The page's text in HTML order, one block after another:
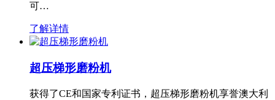
可…
了解详情
超压梯形磨粉机
获得了CE和国家专利证书，超压梯形磨粉机享誉澳大利